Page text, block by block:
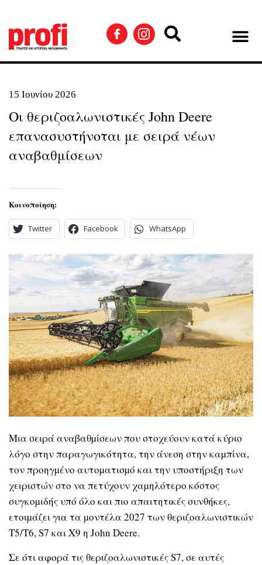
15 Ιουνίου 2026
Οι θεριζοαλωνιστικές John Deere
επανασυστήνοται με σειρά νέων
αναβαθμίσεων
Κοινοποίηση:
Twitter Facebook WhatsApp
Μια σειρά αναβαθµίσεων που στοχεύουν κατά κύριο
λόγο στην παραγωγικότητα, την άνεση στην καµπίνα,
τον προηγµένο αυτοµατισµό και την υποστήριξη των
χειριστών στο να πετύχουν χαµηλότερο κόστος
συγκοµιδής υπό όλο και πιο απαιτητικές συνθήκες,
ετοιµάζει για τα µοντέλα 2027 των θεριζοαλωνιστικών
T5/T6, S7 και X9 η John Deere.
Σε ότι αφορά τις θεριζοαλωνιστικές S7, σε αυτές